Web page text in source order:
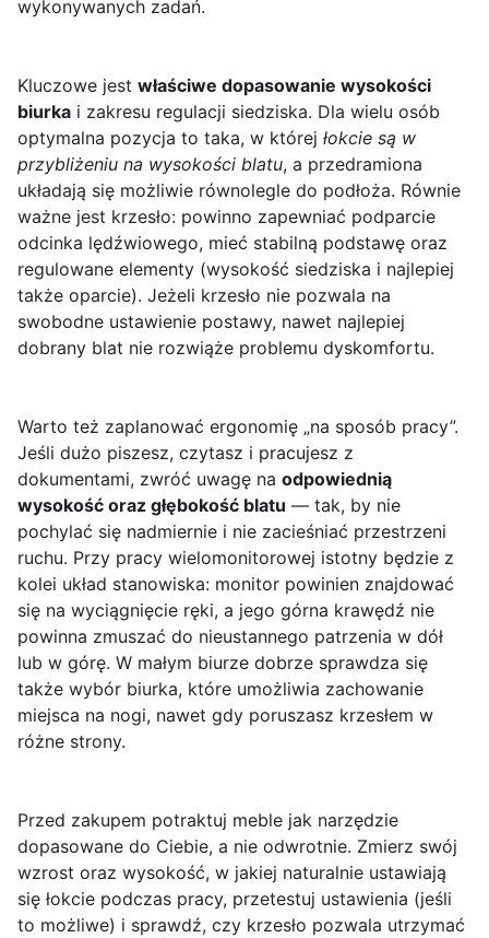
wykonywanych zadań.
Kluczowe jest właściwe dopasowanie wysokości
biurka i zakresu regulacji siedziska. Dla wielu osób
optymalna pozycja to taka, w której łokcie są w
przybliżeniu na wysokości blatu, a przedramiona
układają się możliwie równolegle do podłoża. Równie
ważne jest krzesło: powinno zapewniać podparcie
odcinka lędźwiowego, mieć stabilną podstawę oraz
regulowane elementy (wysokość siedziska i najlepiej
także oparcie). Jeżeli krzesło nie pozwala na
swobodne ustawienie postawy, nawet najlepiej
dobrany blat nie rozwiąże problemu dyskomfortu.
Warto też zaplanować ergonomię „na sposób pracy”.
Jeśli dużo piszesz, czytasz i pracujesz z
dokumentami, zwróć uwagę na odpowiednią
wysokość oraz głębokość blatu — tak, by nie
pochylać się nadmiernie i nie zacieśniać przestrzeni
ruchu. Przy pracy wielomonitorowej istotny będzie z
kolei układ stanowiska: monitor powinien znajdować
się na wyciągnięcie ręki, a jego górna krawędź nie
powinna zmuszać do nieustannego patrzenia w dół
lub w górę. W małym biurze dobrze sprawdza się
także wybór biurka, które umożliwia zachowanie
miejsca na nogi, nawet gdy poruszasz krzesłem w
różne strony.
Przed zakupem potraktuj meble jak narzędzie
dopasowane do Ciebie, a nie odwrotnie. Zmierz swój
wzrost oraz wysokość, w jakiej naturalnie ustawiają
się łokcie podczas pracy, przetestuj ustawienia (jeśli
to możliwe) i sprawdź, czy krzesło pozwala utrzymać